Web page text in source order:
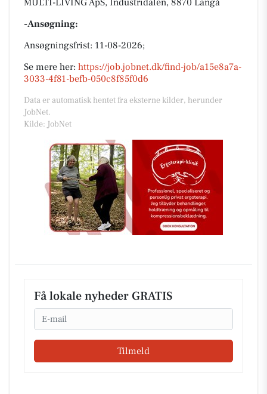
MULTI-LIVING ApS, Industridalen, 8870 Langå
-Ansøgning:
Ansøgningsfrist: 11-08-2026;
Se mere her: https://job.jobnet.dk/find-job/a15e8a7a-
3033-4f81-befb-050c8f85f0d6
Data er automatisk hentet fra eksterne kilder, herunder
JobNet.
Kilde: JobNet
Få lokale nyheder GRATIS
Email
Tilmeld